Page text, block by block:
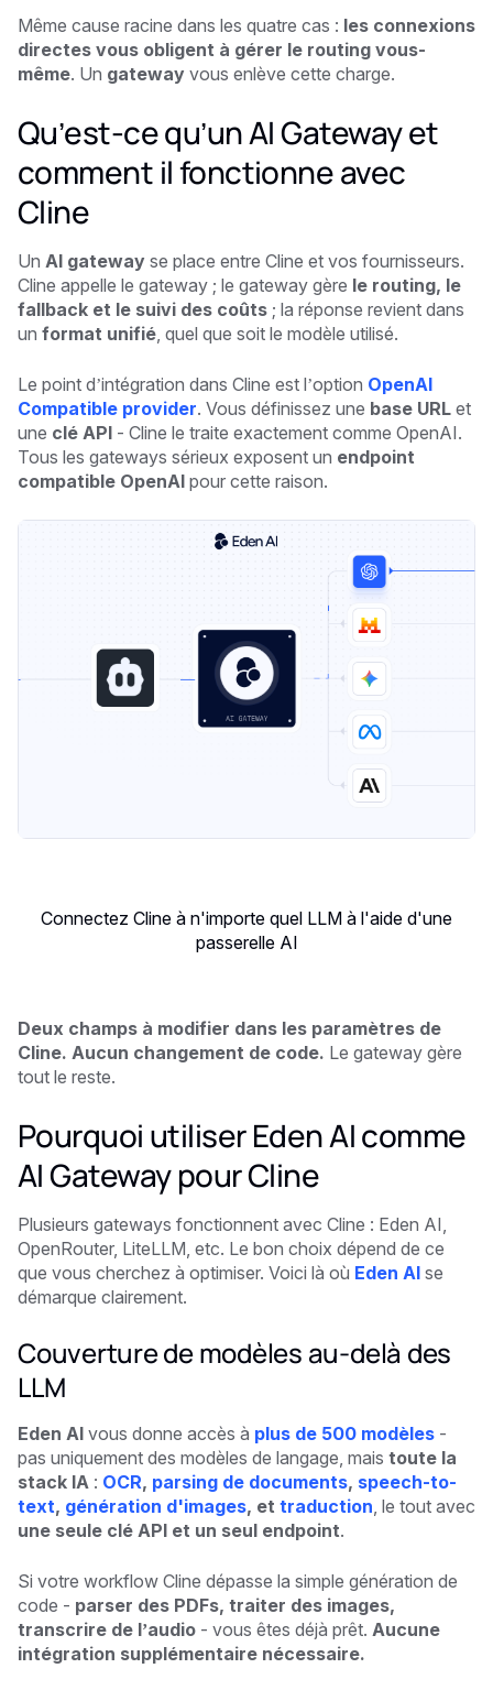
Même cause racine dans les quatre cas : les connexions
directes vous obligent à gérer le routing vous-
même. Un gateway vous enlève cette charge.
Qu’est-ce qu’un AI Gateway et
comment il fonctionne avec
Cline
Un AI gateway se place entre Cline et vos fournisseurs.
Cline appelle le gateway ; le gateway gère le routing, le
fallback et le suivi des coûts ; la réponse revient dans
un format unifié , quel que soit le modèle utilisé.
Le point d’intégration dans Cline est l’option OpenAI
Compatible provider. Vous définissez une base URL et
une clé API - Cline le traite exactement comme OpenAI.
Tous les gateways sérieux exposent un endpoint
compatible OpenAI pour cette raison.
Connectez Cline à n'importe quel LLM à l'aide d'une
passerelle AI
Deux champs à modifier dans les paramètres de
Cline. Aucun changement de code. Le gateway gère
tout le reste.
Pourquoi utiliser Eden AI comme
AI Gateway pour Cline
Plusieurs gateways fonctionnent avec Cline : Eden AI,
OpenRouter, LiteLLM, etc. Le bon choix dépend de ce
que vous cherchez à optimiser. Voici là où Eden AI se
démarque clairement.
Couverture de modèles au-delà des
LLM
Eden AI vous donne accès à plus de 500 modèles -
pas uniquement des modèles de langage, mais toute la
stack IA : OCR, parsing de documents, speech-to-
text, génération d'images, et traduction, le tout avec
une seule clé API et un seul endpoint.
Si votre workflow Cline dépasse la simple génération de
code - parser des PDFs, traiter des images,
transcrire de l’audio - vous êtes déjà prêt. Aucune
intégration supplémentaire nécessaire.